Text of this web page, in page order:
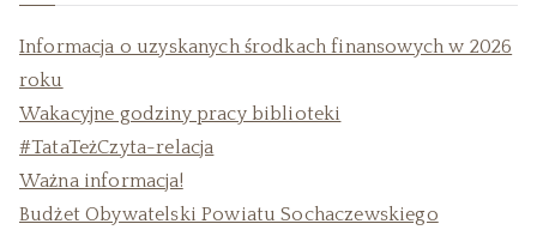
Informacja o uzyskanych środkach finansowych w 2026
roku
Wakacyjne godziny pracy biblioteki
#TataTeżCzyta-relacja
Ważna informacja!
Budżet Obywatelski Powiatu Sochaczewskiego